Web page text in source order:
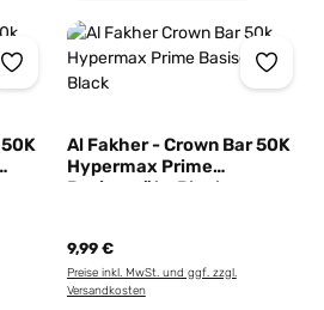
Al Fakher - Crown Bar 50K
Hypermax Prime
Basisgerät - Black
9,99 €
Preise inkl. MwSt. und ggf. zzgl.
Versandkosten